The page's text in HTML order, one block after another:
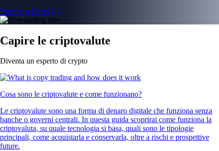
Unisciti a Level Up
Capire le criptovalute
Diventa un esperto di crypto
Cosa sono le criptovalute e come funzionano?
Le criptovalute sono una forma di denaro digitale che funziona senza
banche o governi centrali. In questa guida scoprirai come funziona la
criptovaluta, su quale tecnologia si basa, quali sono le tipologie
principali, come acquistarla e conservarla, oltre a rischi e prospettive
future.